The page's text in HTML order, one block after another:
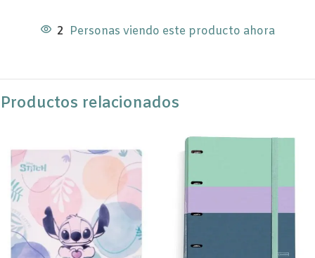
2 Personas viendo este producto ahora
Productos relacionados